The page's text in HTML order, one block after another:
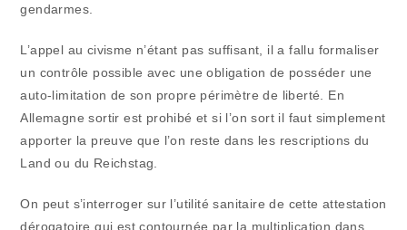
gendarmes.
L’appel au civisme n’étant pas suffisant, il a fallu formaliser
un contrôle possible avec une obligation de posséder une
auto-limitation de son propre périmètre de liberté. En
Allemagne sortir est prohibé et si l’on sort il faut simplement
apporter la preuve que l’on reste dans les rescriptions du
Land ou du Reichstag.
On peut s’interroger sur l’utilité sanitaire de cette attestation
dérogatoire qui est contournée par la multiplication dans